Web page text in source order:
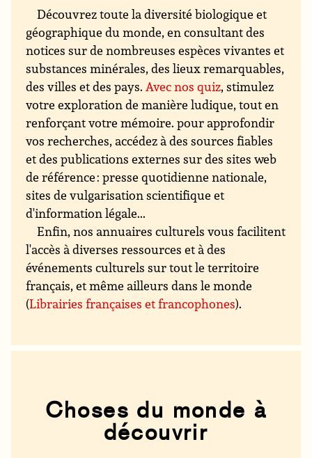
Découvrez toute la diversité biologique et
géographique du monde, en consultant des
notices sur de nombreuses espèces vivantes et
substances minérales, des lieux remarquables,
des villes et des pays. Avec nos quiz, stimulez
votre exploration de manière ludique, tout en
renforçant votre mémoire. pour approfondir
vos recherches, accédez à des sources fiables
et des publications externes sur des sites web
de référence : presse quotidienne nationale,
sites de vulgarisation scientifique et
d'information légale...
Enfin, nos annuaires culturels vous facilitent
l'accès à diverses ressources et à des
événements culturels sur tout le territoire
français, et même ailleurs dans le monde
(Librairies françaises et francophones).
Choses du monde à
découvrir